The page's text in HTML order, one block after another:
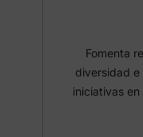
Fomenta
diversidad e
iniciativas